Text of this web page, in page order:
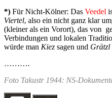
*) Für Nicht-Kölner: Das Veedel
Viertel, also ein nicht ganz klar
(kleiner als ein Vorort), das von
Verbindungen und lokalen
würde man Kiez sagen und Grätzl
……….
Foto Takustr 1944: NS-